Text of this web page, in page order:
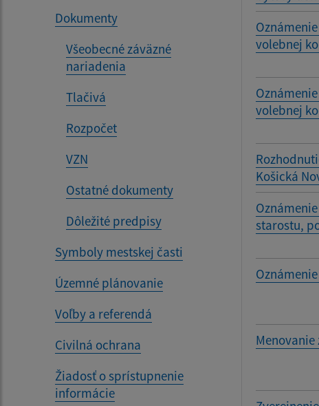
Dokumenty
Všeobecné záväzné
nariadenia
Tlačivá
Rozpočet
VZN
Ostatné dokumenty
Dôležité predpisy
Symboly mestskej časti
Územné plánovanie
Voľby a referendá
Civilná ochrana
Žiadosť o sprístupnenie
informácie
volebnej
volebnej
Košická
starostu,